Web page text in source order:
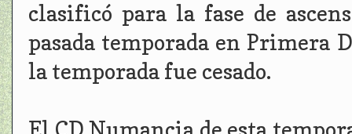
clasificó para la fase de
pasada temporada en Primera
la temporada fue cesado.